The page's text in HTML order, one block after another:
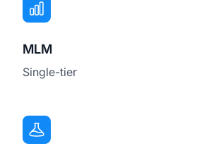
MLM
Single-tier